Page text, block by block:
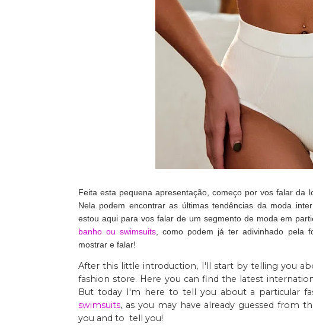
Feita esta pequena apresentação, começo por vos falar da
Nela podem encontrar as últimas tendências da moda
estou aqui para vos falar de um segmento de moda em
banho ou swimsuits , como podem já ter adivinhado pela
mostrar e falar!
After this little introduction, I'll start by telling you
fashion store. Here you can find the latest
But today I'm here to tell you about a particular
swimsuits, as you may have already guessed from
you and to tell you!